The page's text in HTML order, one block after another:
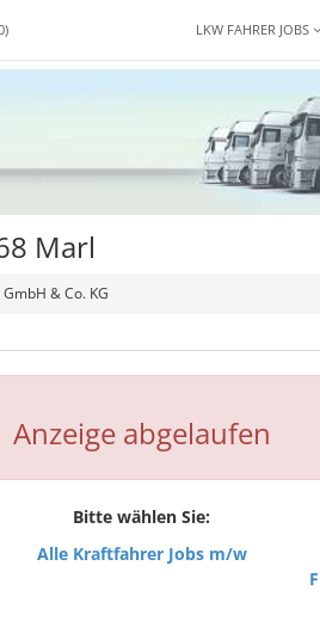
LKW FAHRER JOBS
Marl
& Co. KG
Anzeige abgelaufen
Bitte wählen Sie:
Alle Kraftfahrer Jobs m/w